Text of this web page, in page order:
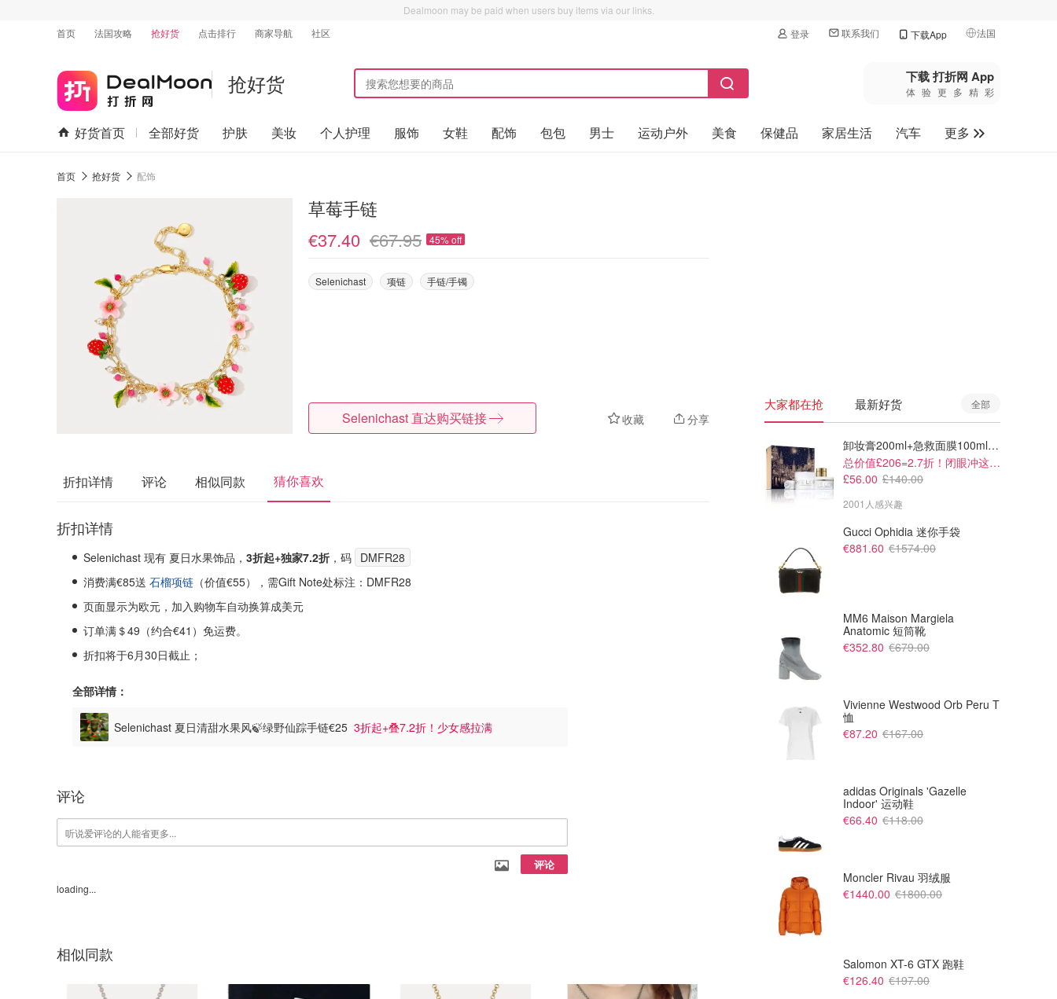
Dealmoon may be paid when users buy items via our links.
首页
法国攻略 抢好货 点击排行 商家导航 社区 登录 联系我们 下载App 法国
🇺🇸美国
🇨🇳中国
🇨🇦加拿大
抢好货 下载 打折网 App
体验更多精彩
好货首页 全部好货 护肤 美妆 个人护理 服饰 女鞋 配饰 包包 男士 运动户外 美食 保健品 家居生活 汽车
更多
首页 抢好货 配饰
草莓手链
€37.40 €67.95 45% off
Selenichast 项链 手链/手镯
收藏 分享
Selenichast 直达购买链接
折扣详情 评论 相似同款 猜你喜欢
折扣详情
Selenichast 现有 夏日水果饰品， 3折起+独家7.2折 ，码 DMFR28
消费满€85送 石榴项链 （价值€55），需Gift Note处标注：DMFR28
页面显示为欧元，加入购物车自动换算成美元
订单满＄49（约合€41）免运费。
折扣将于6月30日截止；
全部详情：
Selenichast 夏日清甜水果风🍃绿野仙踪手链€25 3折起+叠7.2折！少女感拉满
评论
评论
loading...
相似同款
大家都在抢 最新好货 全部
卸妆膏200ml+急救面膜100ml+青春面霜15ml
总价值£206=2.7折！闭眼冲这套！
£56.00 £140.00
2001人感兴趣
Gucci Ophidia 迷你手袋
€881.60 €1574.00
MM6 Maison Margiela
Anatomic 短筒靴
€352.80 €679.00
Vivienne Westwood Orb Peru T
恤
€87.20 €167.00
adidas Originals 'Gazelle
Indoor' 运动鞋
€66.40 €118.00
Moncler Rivau 羽绒服
€1440.00 €1800.00
Salomon XT-6 GTX 跑鞋
€126.40 €197.00